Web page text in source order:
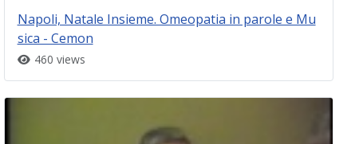
Napoli, Natale Insieme. Omeopatia in parole e Mu
sica - Cemon
460 views